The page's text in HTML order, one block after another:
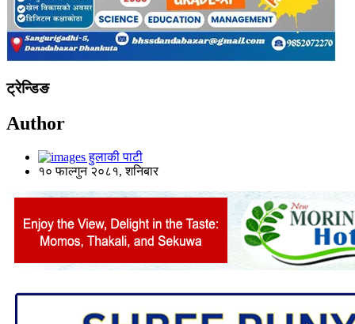
ट्रेन्डिङ
Author
हुलाकी पाटी
१० फाल्गुन २०८१, शनिबार